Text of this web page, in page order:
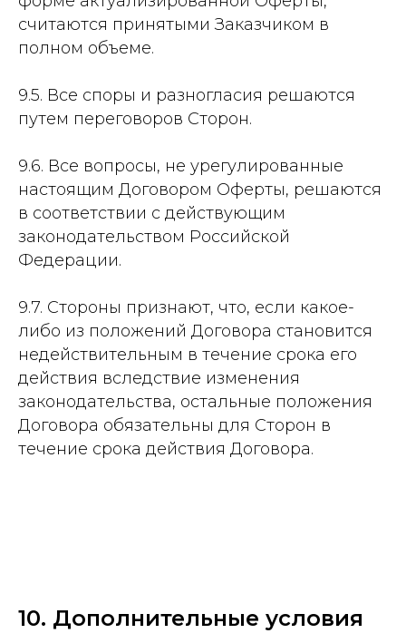
считаются принятыми Заказчиком в
полном объеме.
9.5. Все споры и разногласия решаются
путем переговоров Сторон.
9.6. Все вопросы, не урегулированные
настоящим Договором Оферты, решаются
в соответствии с действующим
законодательством Российской
Федерации.
9.7. Стороны признают, что, если какое-
либо из положений Договора становится
недействительным в течение срока его
действия вследствие изменения
законодательства, остальные положения
Договора обязательны для Сторон в
течение срока действия Договора.
10. Дополнительные условия